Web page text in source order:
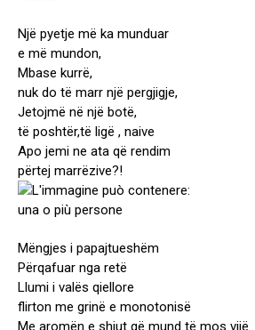
Një pyetje më ka munduar
e më mundon,
Mbase kurrë,
nuk do të marr një pergjigje,
Jetojmë në një botë,
të poshtër,të ligë , naive
Apo jemi ne ata që rendim
përtej marrëzive?!
Mëngjes i papajtueshëm
Përqafuar nga retë
Llumi i valës qiellore
flirton me grinë e monotonisë
Me aromën e shiut që mund të mos vijë.